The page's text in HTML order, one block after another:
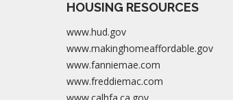
HOUSING RESOURCES
www.hud.gov
www.makinghomeaffordable.gov
www.fanniemae.com
www.freddiemac.com